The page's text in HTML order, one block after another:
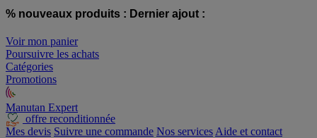
% nouveaux produits : Dernier ajout :
Voir mon panier
Poursuivre les achats
Catégories
Promotions
Manutan Expert
offre reconditionnée
Mes devis Suivre une commande Nos services Aide et contact